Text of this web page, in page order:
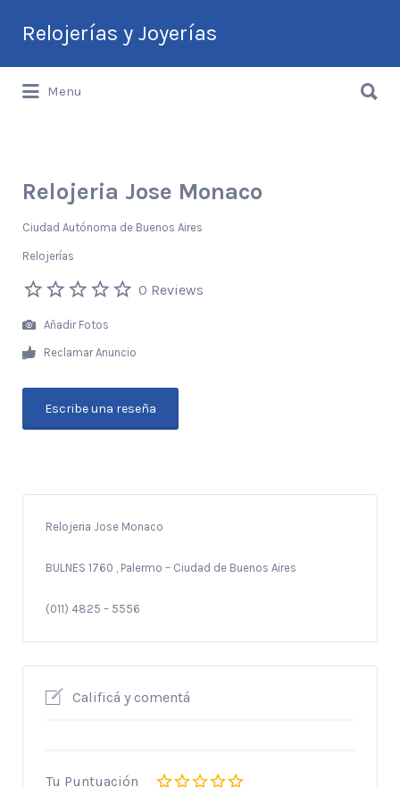
Relojerías y Joyerías
Guía de Relojerías y Joyerías en
por:
Menu
por:
Relojeria Jose Monaco
Ciudad Autónoma de Buenos Aires
Relojerías
0 Reviews
Añadir Fotos
Reclamar Anuncio
Escribe una reseña
Relojeria Jose Monaco
BULNES 1760 , Palermo – Ciudad de Buenos Aires
(011) 4825 – 5556
Calificá y comentá
Tu Puntuación